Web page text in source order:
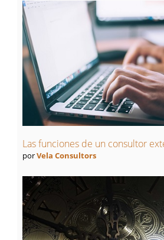
Las funciones de un consultor
porVela Consultors